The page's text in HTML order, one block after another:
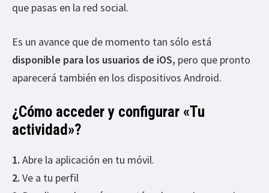
que pasas en la red social.
Es un avance que de momento tan sólo está
disponible para los usuarios de iOS, pero que pronto
aparecerá también en los dispositivos Android.
¿Cómo acceder y configurar «Tu
actividad»?
1. Abre la aplicación en tu móvil.
2. Ve a tu perfil